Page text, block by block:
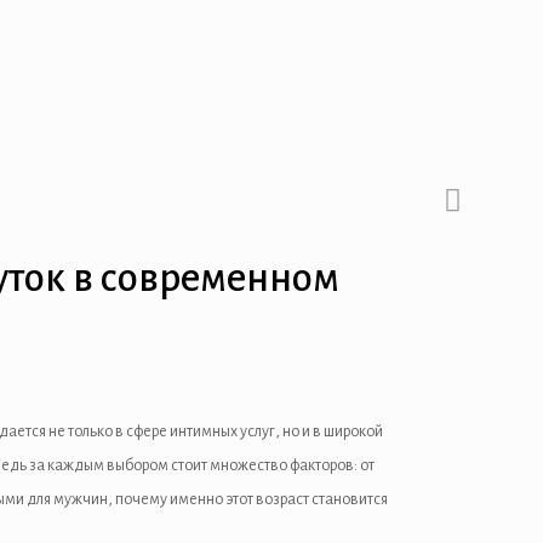
в современном
не только в сфере интимных услуг, но и в широкой
за каждым выбором стоит множество факторов: от
для мужчин, почему именно этот возраст становится